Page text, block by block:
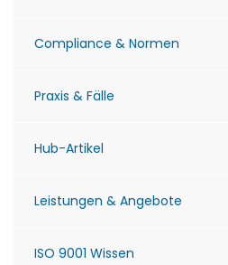
Compliance & Normen
Praxis & Fälle
Hub-Artikel
Leistungen & Angebote
ISO 9001 Wissen